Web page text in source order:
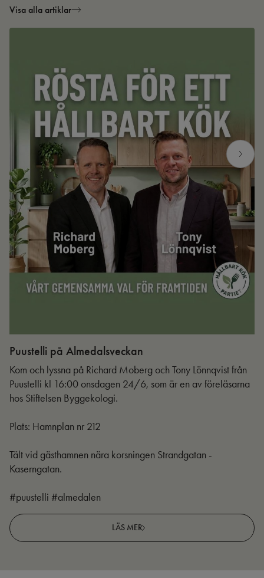
Visa alla artiklar
Puustelli på Almedalsveckan
Kom och lyssna på Richard Moberg och Tony Lönnqvist från
Puustelli kl 16:00 onsdagen 24/6, som är en av föreläsarna
hos Stiftelsen Byggekologi.
Plats: Hamnplan nr 212
Tält vid gästhamnen nära korsningen Strandgatan -
Kaserngatan.
#puustelli #almedalen
LÄS MER